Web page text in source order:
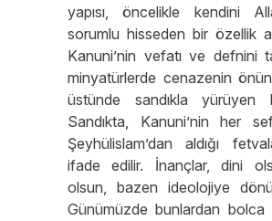
yapısı, öncelikle kendini
sorumlu hisseden bir özellik
Kanuni’nin vefatı ve defnini
minyatürlerde cenazenin
üstünde sandıkla yürüyen
Sandıkta, Kanuni’nin her
Şeyhülislam’dan aldığı
ifade edilir. İnançlar, dini
olsun, bazen ideolojiye
Günümüzde bunlardan bolca